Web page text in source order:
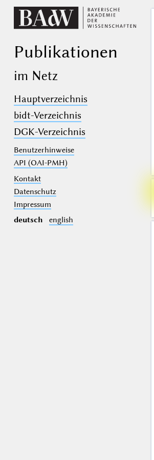
Publikationen
im Netz
Hauptverzeichnis
bidt-Verzeichnis
DGK-Verzeichnis
Benutzerhinweise
API (OAI-PMH)
Kontakt
Datenschutz
Impressum
deutsch
english